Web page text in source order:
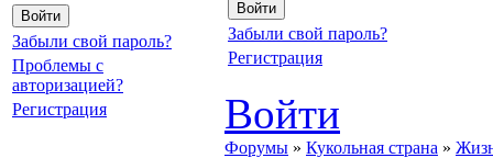
Забыли свой пароль?
Проблемы с
авторизацией?
Регистрация
Забыли свой пароль?
Регистрация
Войти
Форумы » Кукольная страна »